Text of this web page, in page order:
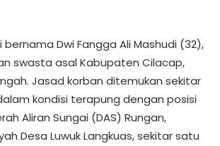
Dwi Fangga Ali Mashudi (32),
swasta asal Kabupaten Cilacap,
Jasad korban ditemukan sekitar
kondisi terapung dengan posisi
Aliran Sungai (DAS) Rungan,
Desa Luwuk Langkuas, sekitar satu